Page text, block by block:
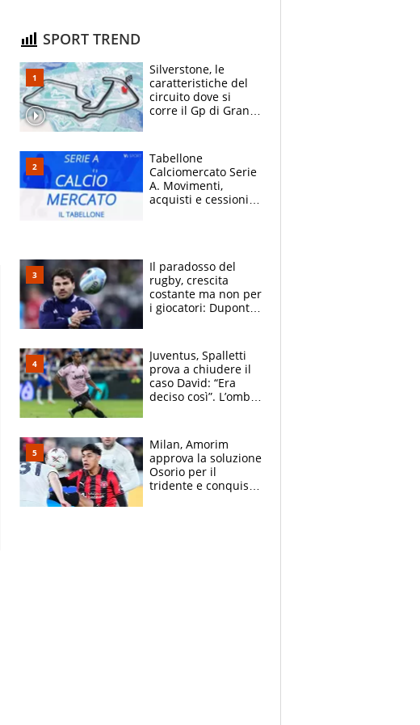
SPORT TREND
Silverstone, le
caratteristiche del
circuito dove si
corre il Gp di Gran
Tabellone
Calciomercato Serie
A. Movimenti,
acquisti e cessioni:
Il paradosso del
rugby, crescita
costante ma non per
i giocatori: Dupont
solo 1,4 milioni
all'anno
Juventus, Spalletti
prova a chiudere il
caso David: “Era
deciso così”. L’ombra
Milan, Amorim
approva la soluzione
Osorio per il
tridente e conquista